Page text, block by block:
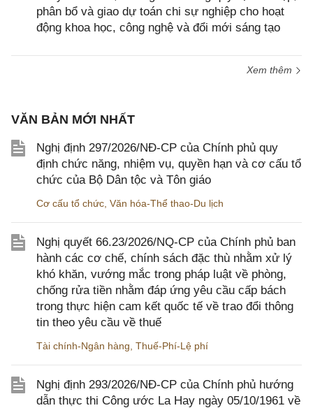
phân bổ và giao dự toán chi sự nghiệp cho hoạt
động khoa học, công nghệ và đổi mới sáng tạo
Xem thêm
VĂN BẢN MỚI NHẤT
Nghị định 297/2026/NĐ-CP của Chính phủ quy
định chức năng, nhiệm vụ, quyền hạn và cơ cấu tổ
chức của Bộ Dân tộc và Tôn giáo
Cơ cấu tổ chức Văn hóa-Thể thao-Du lịch
Nghị quyết 66.23/2026/NQ-CP của Chính phủ ban
hành các cơ chế, chính sách đặc thù nhằm xử lý
khó khăn, vướng mắc trong pháp luật về phòng,
chống rửa tiền nhằm đáp ứng yêu cầu cấp bách
trong thực hiện cam kết quốc tế về trao đổi thông
tin theo yêu cầu về thuế
Tài chính-Ngân hàng Thuế-Phí-Lệ phí
Nghị định 293/2026/NĐ-CP của Chính phủ hướng
dẫn thực thi Công ước La Hay ngày 05/10/1961 về